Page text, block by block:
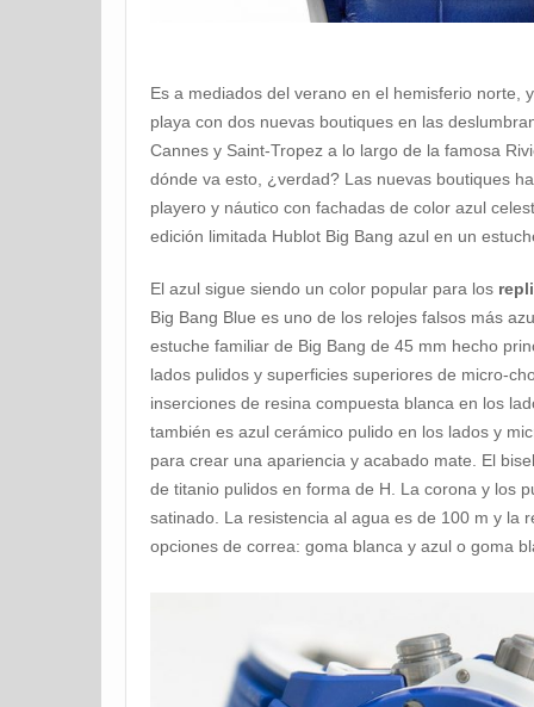
Es a mediados del verano en el hemisferio norte,
playa con dos nuevas boutiques en las
Cannes y Saint-Tropez a lo largo de la famosa
dónde va esto, ¿verdad? Las nuevas boutiques
playero y náutico con fachadas de color azul
edición limitada Hublot Big Bang azul en un
El azul sigue siendo un color popular para los
Big Bang Blue es uno de los relojes falsos más
estuche familiar de Big Bang de 45 mm hecho
lados pulidos y superficies superiores de micro-
inserciones de resina compuesta blanca en los
también es azul cerámico pulido en los lados y
para crear una apariencia y acabado mate. El
de titanio pulidos en forma de H. La corona y los
satinado. La resistencia al agua es de 100 m y la
opciones de correa: goma blanca y azul o goma